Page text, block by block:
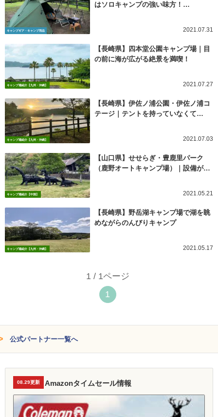
キャンプギア・キャンプ用品
はソロキャンプの強い味方！…
2021.07.31
キャンプ場紹介【九州・沖縄】
【長崎県】四本堂公園キャンプ場｜目
の前に海が広がる絶景を満喫！
2021.07.27
キャンプ場紹介【九州・沖縄】
【長崎県】伊佐ノ浦公園・伊佐ノ浦コ
テージ｜テントを持っていなくて…
2021.07.03
キャンプ場紹介【中国】
【山口県】せせらぎ・豊鹿里パーク
（鹿野オートキャンプ場）｜設備が…
2021.05.21
キャンプ場紹介【九州・沖縄】
【長崎県】野岳湖キャンプ場で湖を眺
めながらのんびりキャンプ
2021.05.17
1 / 1ページ
1
公式パートナー一覧へ
08.29更新 Amazonタイムセール情報